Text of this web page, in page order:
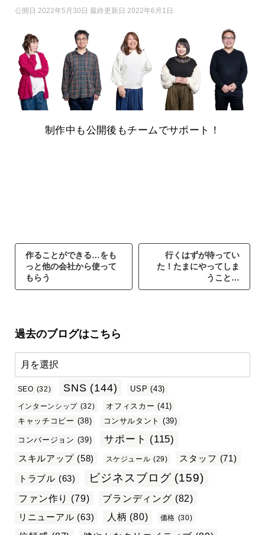
公開日 2022年5月30日 最終更新日 2022年6月1日
制作中も公開後もチームでサポート！
作ることができる…をも
っと他の会社から使って
もらう
行くはずが待ってい
た！たまにやってしま
うこと…
過去のブログはこちら
SEO (32) SNS (144) USP (43)
インターンシップ (32) オフィスカー (41)
キャッチコピー (38) コンサルタント (39)
コンバージョン (39) サポート (115)
スキルアップ (58) スケジュール (29) スタッフ (71)
トラブル (63) ビジネスブログ (159)
ファン作り (79) ブランディング (82)
リニューアル (63) 人柄 (80) 価格 (30)